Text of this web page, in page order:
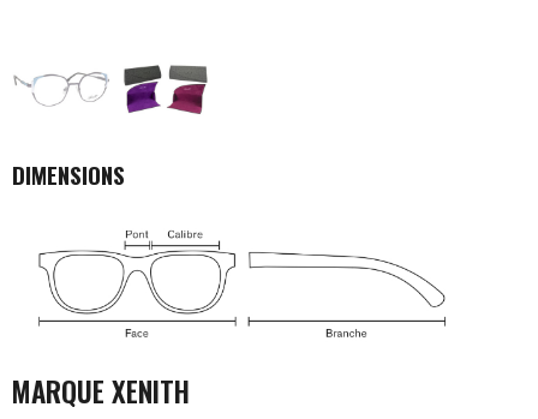
DIMENSIONS
MARQUE XENITH